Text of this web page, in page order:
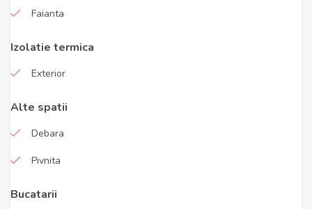
Faianta
Izolatie termica
Exterior
Alte spatii
Debara
Pivnita
Bucatarii